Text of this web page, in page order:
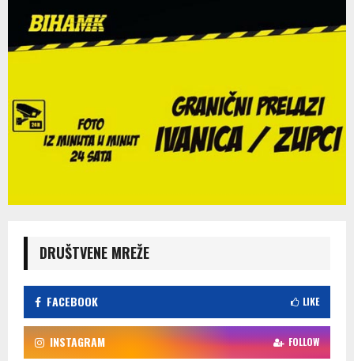
DRUŠTVENE MREŽE
FACEBOOK LIKE
INSTAGRAM FOLLOW